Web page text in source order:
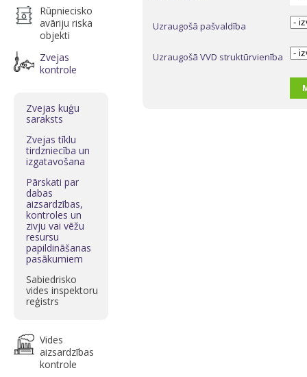
Rūpniecisko
avāriju riska
objekti
Zvejas
kontrole
Zvejas kuģu
saraksts
Zvejas tīklu
tirdzniecība un
izgatavošana
Pārskati par
dabas
aizsardzības,
kontroles un
zivju vai vēžu
resursu
papildināšanas
pasākumiem
Sabiedrisko
vides inspektoru
reģistrs
Vides
aizsardzības
kontrole
Uzraugošā pašvaldība
Uzraugošā VVD struktūrvienība